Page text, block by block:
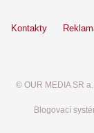
Kontakty
© OUR MEDIA SR
Blogovací